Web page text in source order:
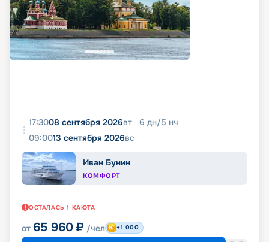
17:3008 сентября 2026вт 6 дн/5 нч
09:0013 сентября 2026вс
Иван Бунин
КОМФОРТ
ОСТАЛАСЬ 1 КАЮТА
от 65 960 ₽ /чел +1 000